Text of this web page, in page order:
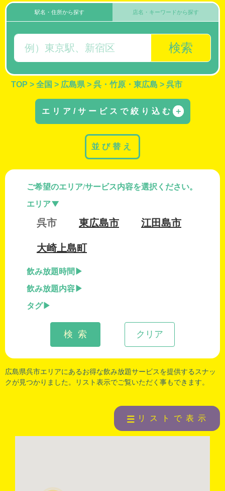
駅名・住所から探す
検索
店名・キーワードから探す
TOP > 全国 > 広島県 > 呉・竹原・東広島 > 呉市
エリア/サービスで絞り込む ＋
ご希望のエリア/サービス内容を選択ください。
エリア
呉市 東広島市 江田島市
大崎上島町
飲み放題時間
飲み放題内容
タグ
クリア
検 索
並び替え
広島県呉市エリアにあるお得な飲み放題サービスを提供するスナッ
クが見つかりました。リスト表示でご覧いただく事もできます。
リストで表示